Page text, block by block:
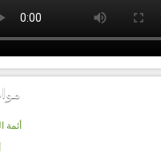
أئمة